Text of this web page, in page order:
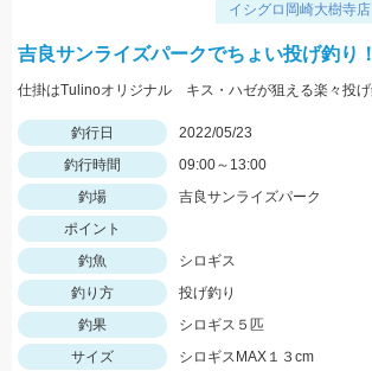
イシグロ岡崎大樹寺店
吉良サンライズパークでちょい投げ釣り！
釣行日
2022/05/23
釣行時間
09:00～13:00
釣場
吉良サンライズパーク
ポイント
釣魚
シロギス
釣り方
投げ釣り
釣果
シロギス５匹
サイズ
シロギスMAX１３cm